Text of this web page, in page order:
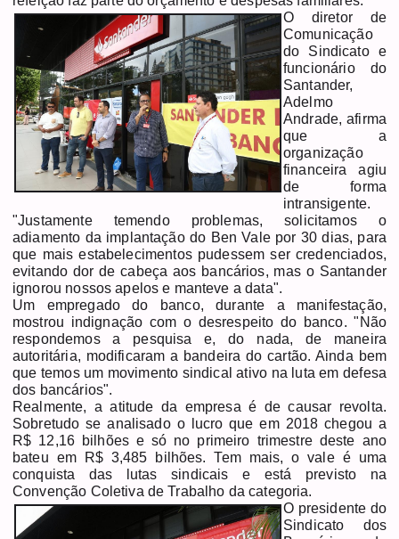
O diretor de
Comunicação
do Sindicato e
funcionário do
Santander,
Adelmo
Andrade, afirma
que a
organização
financeira agiu
de forma
intransigente.
"Justamente temendo problemas, solicitamos o
adiamento da implantação do Ben Vale por 30 dias, para
que mais estabelecimentos pudessem ser credenciados,
evitando dor de cabeça aos bancários, mas o Santander
ignorou nossos apelos e manteve a data".
Um empregado do banco, durante a manifestação,
mostrou indignação com o desrespeito do banco. "Não
respondemos a pesquisa e, do nada, de maneira
autoritária, modificaram a bandeira do cartão. Ainda bem
que temos um movimento sindical ativo na luta em defesa
dos bancários".
Realmente, a atitude da empresa é de causar revolta.
Sobretudo se analisado o lucro que em 2018 chegou a
R$ 12,16 bilhões e só no primeiro trimestre deste ano
bateu em R$ 3,485 bilhões. Tem mais, o vale é uma
conquista das lutas sindicais e está previsto na
Convenção Coletiva de Trabalho da categoria.
O presidente do
Sindicato dos